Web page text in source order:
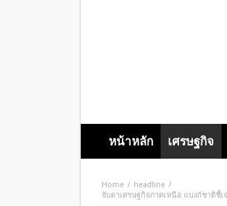
หน้าหลัก เศรษฐกิจ
Home
headline
จับตาเศรษฐกิจภาคเหนือ แบงก์ชาติชี้